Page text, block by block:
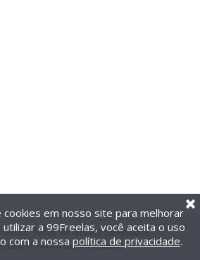
Todos os direitos reservados.
uso| Política de privacidade
em nosso site para melhorar
utilizar a 99Freelas, você aceita o uso
com a nossa política de privacidade.